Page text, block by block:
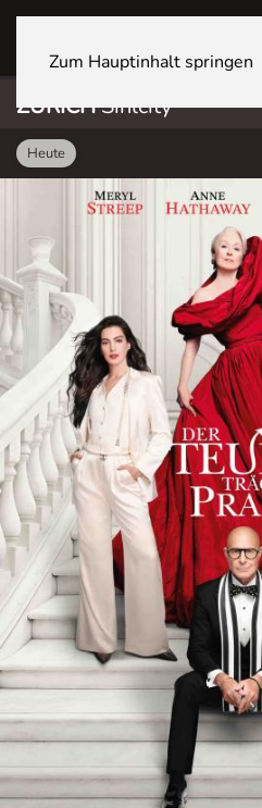
Zum Hauptinhalt springen
ZÜRICHSihlcity
Heute